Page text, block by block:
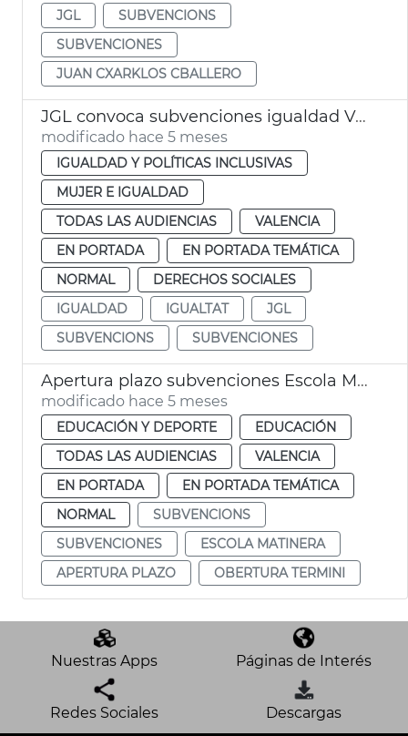
JGL
SUBVENCIONS
SUBVENCIONES
JUAN CXARKLOS CBALLERO
JGL convoca subvenciones igualdad València
modificado hace 5 meses
IGUALDAD Y POLÍTICAS INCLUSIVAS
MUJER E IGUALDAD
TODAS LAS AUDIENCIAS
VALENCIA
EN PORTADA
EN PORTADA TEMÁTICA
NORMAL
DERECHOS SOCIALES
IGUALDAD
IGUALTAT
JGL
SUBVENCIONS
SUBVENCIONES
Apertura plazo subvenciones Escola Matinera València
modificado hace 5 meses
EDUCACIÓN Y DEPORTE
EDUCACIÓN
TODAS LAS AUDIENCIAS
VALENCIA
EN PORTADA
EN PORTADA TEMÁTICA
NORMAL
SUBVENCIONS
SUBVENCIONES
ESCOLA MATINERA
APERTURA PLAZO
OBERTURA TERMINI
Nuestras Apps Páginas de Interés
Redes Sociales Descargas